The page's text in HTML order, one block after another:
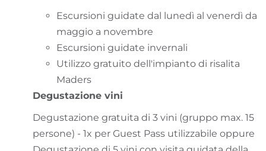
Escursioni guidate dal lunedì al venerdì da
maggio a novembre
Escursioni guidate invernali
Utilizzo gratuito dell'impianto di risalita
Maders
Degustazione vini
Degustazione gratuita di 3 vini (gruppo max. 15
persone) - 1x per Guest Pass utilizzabile oppure